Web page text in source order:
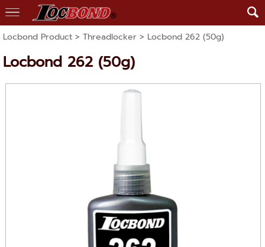
Locbond Product> Threadlocker> Locbond 262 (50g)
Locbond 262 (50g)